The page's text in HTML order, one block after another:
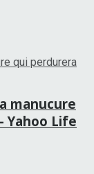
manucure
Yahoo Life